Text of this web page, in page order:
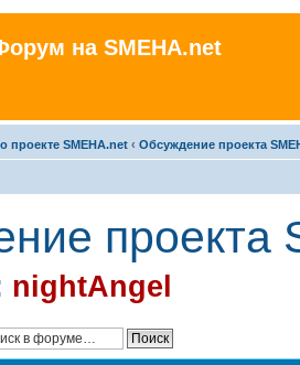
на SMEHA.net
проекте SMEHA.net ‹ Обсуждение проекта
проекта
nightAngel